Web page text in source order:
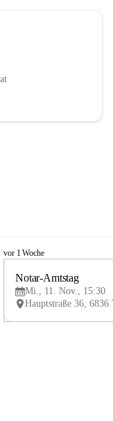
V
vor 1 Woche
Notar-Amtstag
Mi., 11. Nov., 15:30